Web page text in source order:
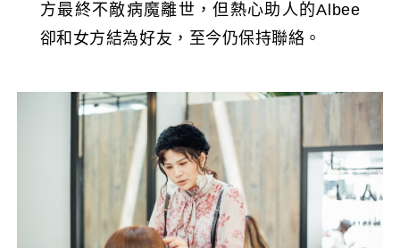
方最終不敵病魔離世，但熱心助人的Albee
卻和女方結為好友，至今仍保持聯絡。